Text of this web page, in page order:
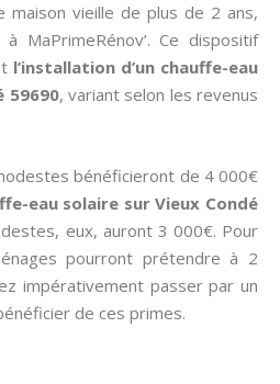
maison vieille de plus de 2 ans,
MaPrimeRénov’. Ce dispositif
l’installation d’un chauffe-eau
59690, variant selon les revenus
bénéficieront de 4 000€
eau solaire sur Vieux Condé
eux, auront 3 000€. Pour
pourront prétendre à 2
impérativement passer par un
de ces primes.